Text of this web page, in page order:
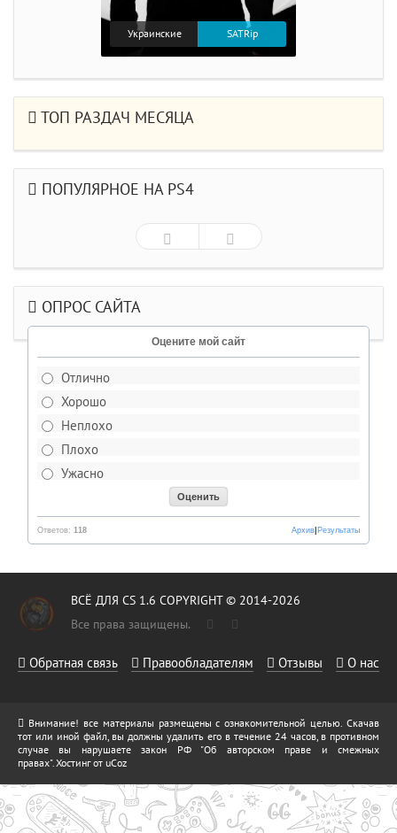
Украинские SATRip
ТОП РАЗДАЧ МЕСЯЦА
ПОПУЛЯРНОЕ НА PS4
ОПРОС САЙТА
Оцените мой сайт
Отлично
Хорошо
Неплохо
Плохо
Ужасно
Ответов: 118 Результаты
Архив
ВСЁ ДЛЯ CS 1.6 COPYRIGHT © 2014-2026
Все права защищены.
Обратная связь Правообладателям Отзывы О нас
Внимание! все материалы размещены с ознакомительной целью. Скачав
тот или иной файл, вы должны удалить его в течение 24 часов, в противном
случае вы нарушаете закон РФ "Об авторском праве и смежных
правах".Хостинг от uCoz